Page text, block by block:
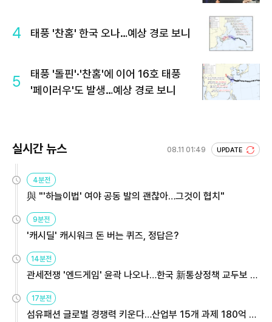
4 태풍 '찬홈' 한국 오나…예상 경로 보니
5
태풍 '돌핀'·'찬홈'에 이어 16호 태풍
'페이러우'도 발생…예상 경로 보니
실시간 뉴스 08.11 01:49 UPDATE
4분전
與 "'하늘이법' 여야 공동 발의 괜찮아…그것이 협치"
9분전
'캐시딜' 캐시워크 돈 버는 퀴즈, 정답은?
14분전
관세전쟁 '엔드게임' 윤곽 나오나…한국 新통상정책 교두보 활
17분전
섬유패션 글로벌 경쟁력 키운다…산업부 15개 과제 180억 지